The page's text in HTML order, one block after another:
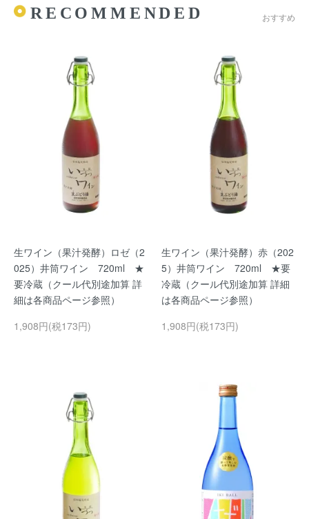
RECOMMENDED おすすめ
生ワイン（果汁発酵）ロゼ（2
025）井筒ワイン 720ml ★
要冷蔵（クール代別途加算 詳
細は各商品ページ参照）
1,908円(税173円)
生ワイン（果汁発酵）赤（202
5）井筒ワイン 720ml ★要
冷蔵（クール代別途加算 詳細
は各商品ページ参照）
1,908円(税173円)